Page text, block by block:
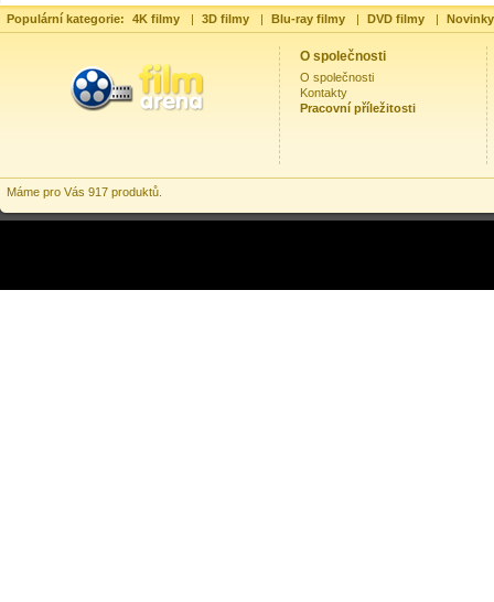
Populární kategorie: 4K filmy | 3D filmy | Blu-ray filmy | DVD filmy |
O společnosti
O společnosti
Kontakty
Pracovní příležitosti
Máme pro Vás 917 produktů.